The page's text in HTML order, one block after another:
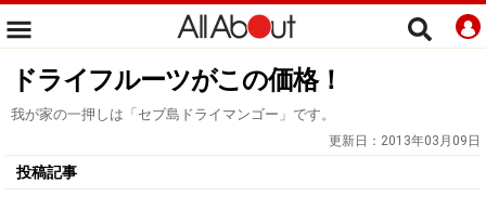
ドライフルーツがこの価格！
我が家の一押しは「セブ島ドライマンゴー」です。
更新日： 2013年03月09日
投稿記事